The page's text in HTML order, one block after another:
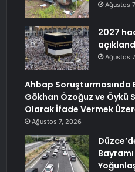
Ağustos
2027
Ağustos
Ahbap Soruşturmasında
Gökhan Özoğuz ve Öykü
Olarak İfade Vermek
Ağustos 7, 2026